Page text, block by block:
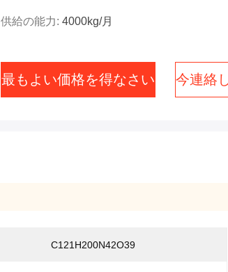
供給の能力: 4000kg/月
最もよい価格を得なさい 今連絡
C121H200N42O39